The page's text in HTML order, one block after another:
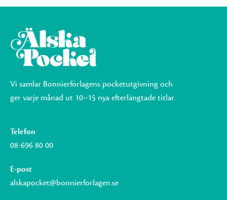
Vi samlar Bonnierförlagens pocketutgivning och
ger varje månad ut 10–15 nya efterlängtade titlar.
Telefon
08-696 80 00
E-post
alskapocket@bonnierforlagen.se